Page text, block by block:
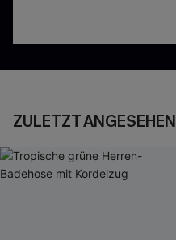
ZULETZT ANGESEHEN